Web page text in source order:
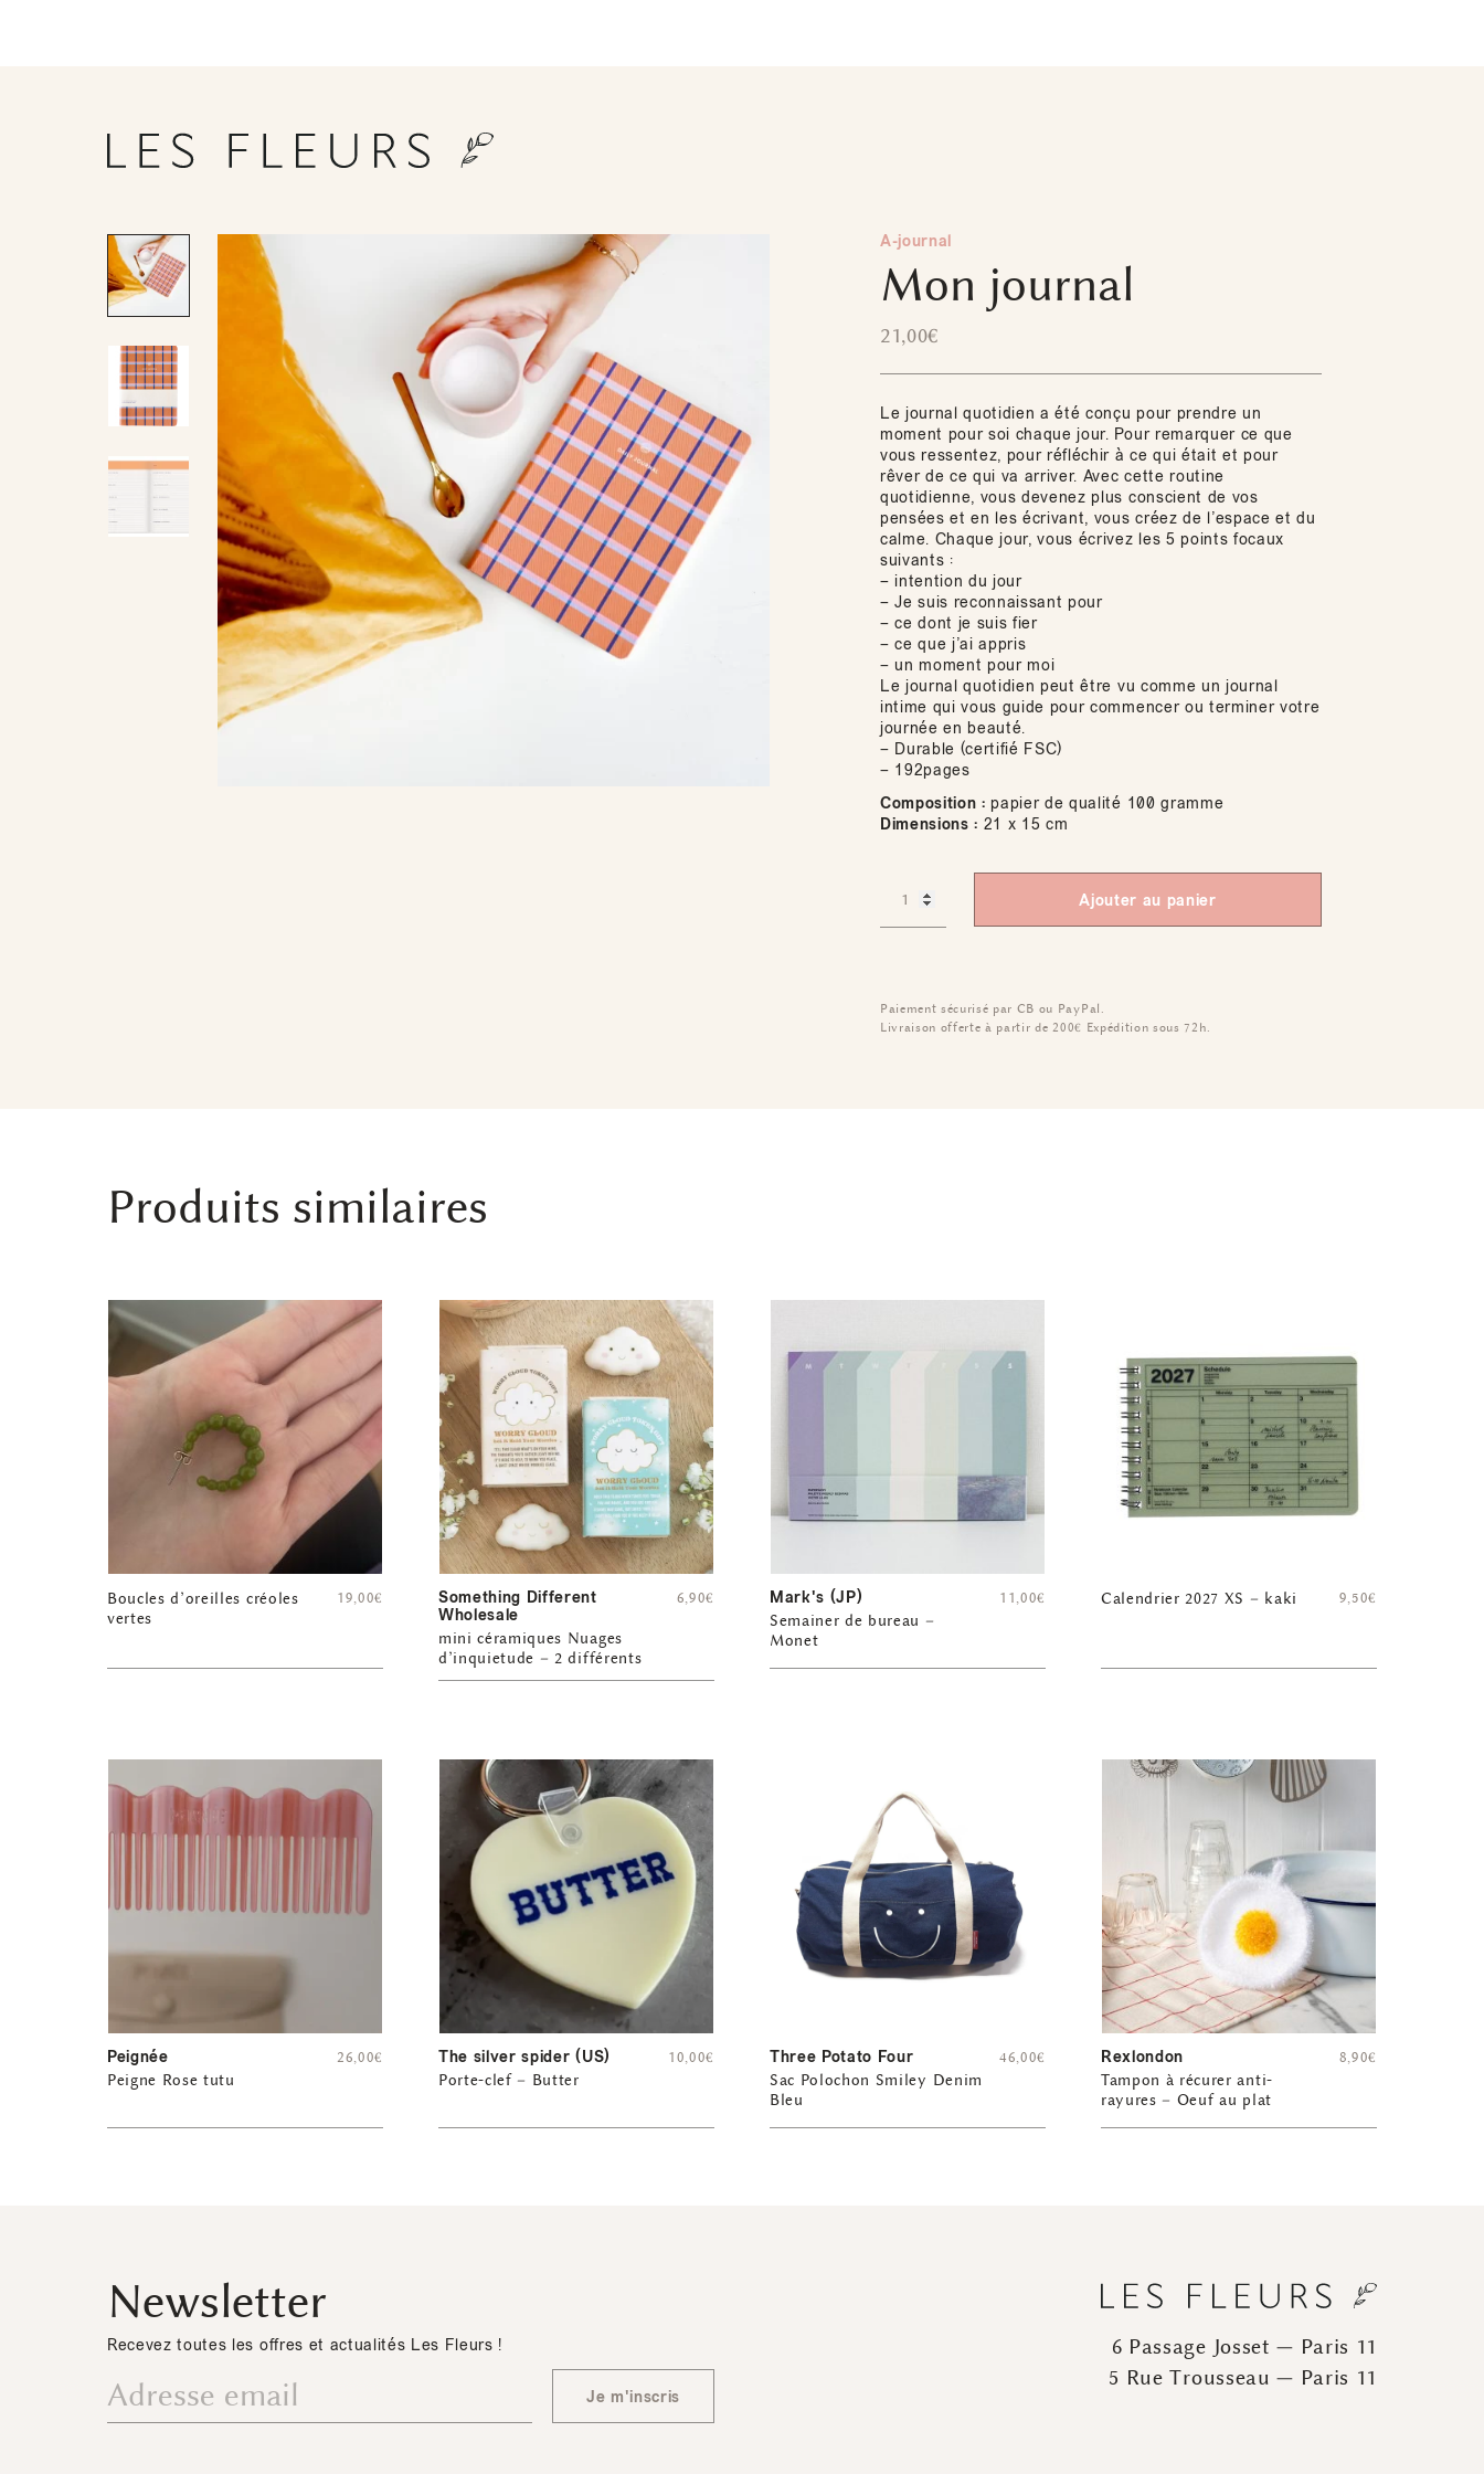
A-journal
Mon journal
21,00€
Le journal quotidien a été conçu pour prendre un
moment pour soi chaque jour. Pour remarquer ce que
vous ressentez, pour réfléchir à ce qui était et pour
rêver de ce qui va arriver. Avec cette routine
quotidienne, vous devenez plus conscient de vos
pensées et en les écrivant, vous créez de l’espace et du
calme. Chaque jour, vous écrivez les 5 points focaux
suivants :
– intention du jour
– Je suis reconnaissant pour
– ce dont je suis fier
– ce que j’ai appris
– un moment pour moi
Le journal quotidien peut être vu comme un journal
intime qui vous guide pour commencer ou terminer votre
journée en beauté.
– Durable (certifié FSC)
– 192pages
Composition : papier de qualité 100 gramme
Dimensions : 21 x 15 cm
Ajouter au panier
Paiement sécurisé par CB ou PayPal.
Livraison offerte à partir de 200€ Expédition sous 72h.
Produits similaires
Boucles d’oreilles créoles
vertes
19,00€
Something Different
Wholesale
mini céramiques Nuages
d’inquietude – 2 différents
6,90€ Mark's (JP)
Semainer de bureau –
Monet
11,00€ Calendrier 2027 XS – kaki 9,50€
Peignée
Peigne Rose tutu
26,00€ The silver spider (US)
Porte-clef – Butter
10,00€ Three Potato Four
Sac Polochon Smiley Denim
Bleu
46,00€ Rexlondon
Tampon à récurer anti-
rayures – Oeuf au plat
8,90€
Newsletter
Recevez toutes les offres et actualités Les Fleurs !
Je m'inscris
6 Passage Josset — Paris 11
5 Rue Trousseau — Paris 11